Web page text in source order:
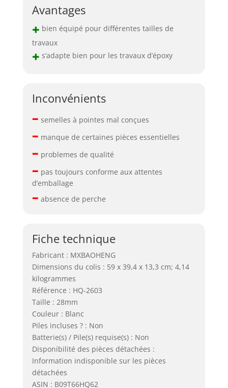
Avantages
+ bien équipé pour différentes tailles de
travaux
+ s’adapte bien pour les travaux d’époxy
Inconvénients
– semelles à pointes mal conçues
– manque de certaines pièces essentielles
– problemes de qualité
– pas toujours conforme aux attentes
d’emballage
– absence de perche
Fiche technique
Fabricant : MXBAOHENG
Dimensions du colis : 59 x 39,4 x 13,3 cm; 4,14
kilogrammes
Référence : HQ-2603
Taille : 28mm
Couleur : Blanc
Piles incluses ? : Non
Batterie(s) / Pile(s) requise(s) : Non
Disponibilité des pièces détachées :
Information indisponible sur les pièces
détachées
ASIN : B09T66HQ62